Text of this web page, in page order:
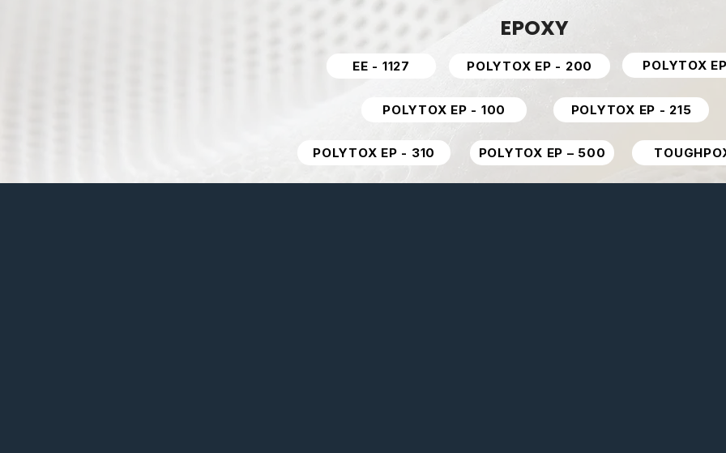
EPOXY
EE - 1127 POLYTOX EP - 200 POLYTOX
POLYTOX EP - 100 POLYTOX EP - 215
POLYTOX EP - 310 POLYTOX EP – 500